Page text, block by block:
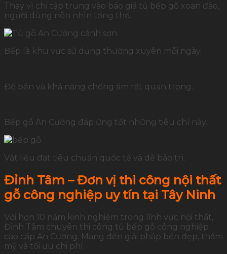
Thay vì chỉ tập trung vào báo giá tủ bếp gỗ xoan đào,
người dùng nên nhìn tổng thể.
Bếp là khu vực sử dụng thường xuyên mỗi ngày.
Độ bền và khả năng chống ẩm rất quan trọng.
Bếp gỗ An Cường đáp ứng tốt những tiêu chí này.
Vật liệu đạt tiêu chuẩn quốc tế và dễ bảo trì.
Đỉnh Tâm – Đơn vị thi công nội thất
gỗ công nghiệp uy tín tại Tây Ninh
Với hơn 10 năm kinh nghiệm trong lĩnh vực nội thất,
Đỉnh Tâm chuyên thi công tủ bếp gỗ công nghiệp
cao cấp An Cường. Mang đến giải pháp bền đẹp, thẩm
mỹ và tối ưu chi phí.